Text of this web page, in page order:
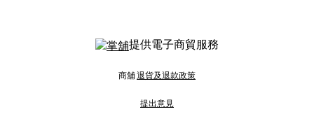
提供電子商貿服務
商舖退貨及退款政策
提出意見